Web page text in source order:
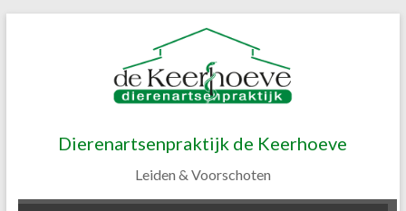
Dierenartsenpraktijk de Keerhoeve
Leiden & Voorschoten